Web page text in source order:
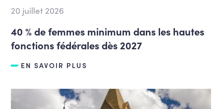
20 juillet 2026
40 % de femmes minimum dans les hautes
fonctions fédérales dès 2027
EN SAVOIR PLUS